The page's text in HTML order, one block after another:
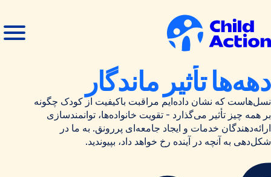
منوی
بستن
دهه‌ها تأثیر ماندگار
نسل‌هاست که نشان داده‌ایم مراقبت باکیفیت از کودک چگونه
بر همه چیز تأثیر می‌گذارد - تقویت خانواده‌ها، توانمندسازی
ارائه‌دهندگان خدمات و ایجاد جامعه‌ای پررونق. به ما در
شکل‌دهی به آنچه در آینده رخ خواهد داد، بپیوندید.